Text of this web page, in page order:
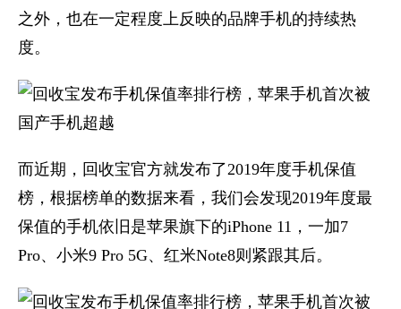
之外，也在一定程度上反映的品牌手机的持续热
度。
而近期，回收宝官方就发布了2019年度手机保值
榜，根据榜单的数据来看，我们会发现2019年度最
保值的手机依旧是苹果旗下的iPhone 11，一加7
Pro、小米9 Pro 5G、红米Note8则紧跟其后。